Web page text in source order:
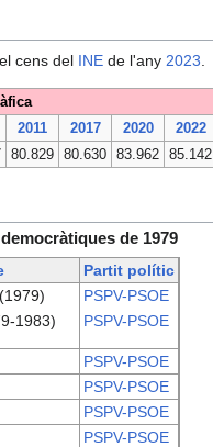
cens del INE de l'any 2023.
2011 2017 2020
2022
80.829 80.630 83.962 85.142
de 1979
Partit polític
1983)
PSPV-PSOE
PSPV-PSOE
PSPV-PSOE
PSPV-PSOE
PSPV-PSOE
PSPV-PSOE